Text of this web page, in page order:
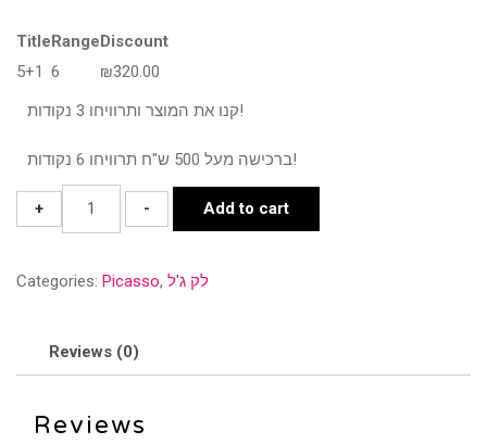
TitleRangeDiscount
5+1 6 ₪320.00
קנו את המוצר ותרוויחו 3 נקודות!
ברכישה מעל 500 ש"ח תרוויחו 6 נקודות!
+
336
- Add to cart
Categories: Picasso, לק ג'ל
Reviews (0)
Reviews